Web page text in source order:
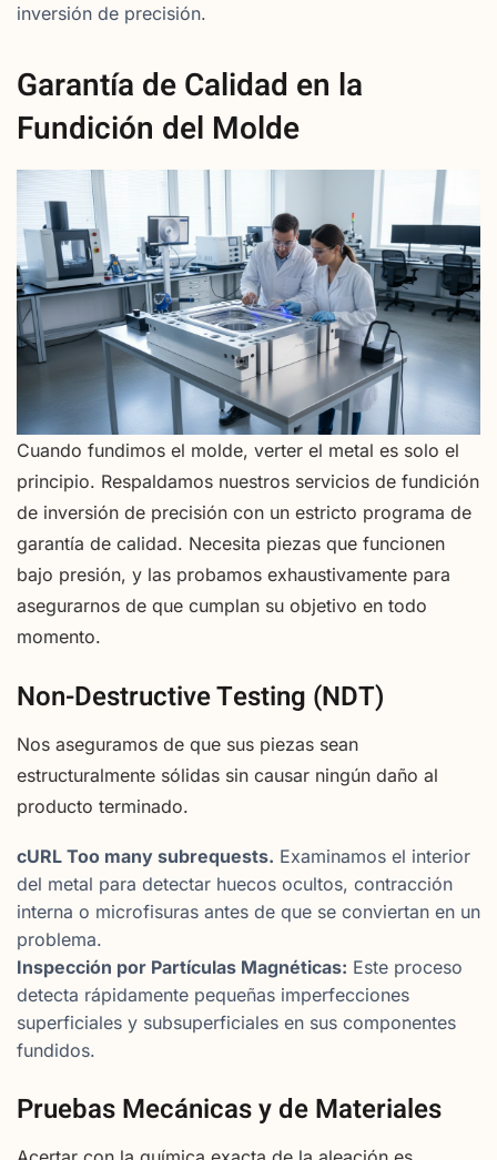
inversión de precisión.
Garantía de Calidad en la
Fundición del Molde
Cuando fundimos el molde, verter el metal es solo el
principio. Respaldamos nuestros servicios de fundición
de inversión de precisión con un estricto programa de
garantía de calidad. Necesita piezas que funcionen
bajo presión, y las probamos exhaustivamente para
asegurarnos de que cumplan su objetivo en todo
momento.
Non-Destructive Testing (NDT)
Nos aseguramos de que sus piezas sean
estructuralmente sólidas sin causar ningún daño al
producto terminado.
cURL Too many subrequests. Examinamos el interior
del metal para detectar huecos ocultos, contracción
interna o microfisuras antes de que se conviertan en un
problema.
Inspección por Partículas Magnéticas: Este proceso
detecta rápidamente pequeñas imperfecciones
superficiales y subsuperficiales en sus componentes
fundidos.
Pruebas Mecánicas y de Materiales